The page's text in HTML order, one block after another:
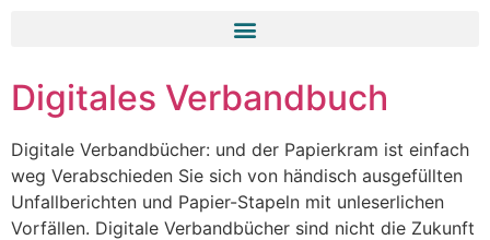
Digitales Verbandbuch
Digitale Verbandbücher: und der Papierkram ist einfach
weg Verabschieden Sie sich von händisch ausgefüllten
Unfallberichten und Papier-Stapeln mit unleserlichen
Vorfällen. Digitale Verbandbücher sind nicht die Zukunft